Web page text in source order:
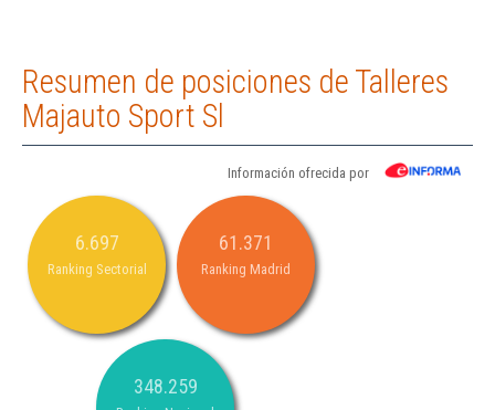
Resumen de posiciones de Talleres
Majauto Sport Sl
Información ofrecida por
6.697
Ranking Sectorial
61.371
Ranking Madrid
348.259